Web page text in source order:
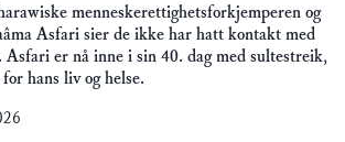
menneskerettighetsforkjemperen og
Asfari sier de ikke har hatt kontakt med
Asfari er nå inne i sin 40. dag med sultestreik,
hans liv og helse.